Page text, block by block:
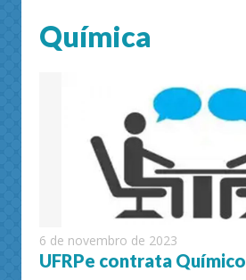
Química
6 de novembro de 2023
UFRPe contrata Químico